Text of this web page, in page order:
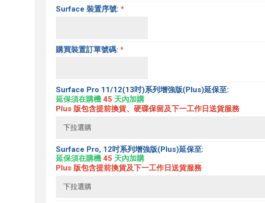
Surface 裝置序號: *
購買裝置訂單號碼: *
Surface Pro 11/12(13吋)系列增強版(Plus)延保至:
延保須在購機 45 天內加購
Plus 版包含提前換貨、硬碟保留及下一工作日送貨服務
Surface Pro, 12吋系列增強版(Plus)延保至:
延保須在購機 45 天內加購
Plus 版包含提前換貨及下一工作日送貨服務